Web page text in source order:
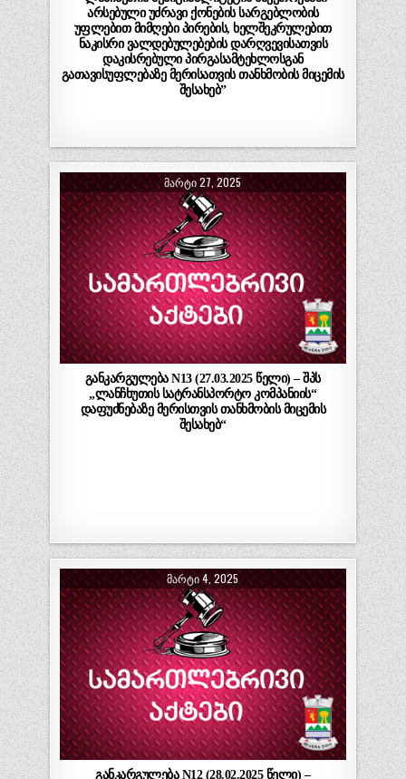
არსებული უძრავი ქონების სარგებლობის
უფლებით მიმღები პირების, ხელშეკრულებით
ნაკისრი ვალდებულებების დარღვევისათვის
დაკისრებული პირგასამტეხლოსგან
გათავისუფლებაზე მერისათვის თანხმობის მიცემის
შესახებ”
ᲛᲐᲠᲢᲘ 27, 2025
განკარგულება N13 (27.03.2025 წელი) – შპს
„ლანჩხუთის სატრანსპორტო კომპანიის“
დაფუძნებაზე მერისთვის თანხმობის მიცემის
შესახებ“
ᲛᲐᲠᲢᲘ 4, 2025
განკარგულება N12 (28.02.2025 წელი) –